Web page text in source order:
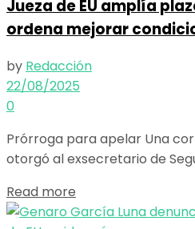
Jueza de EU amplía
ordena mejorar
by Redacción
22/08/2025
0
Prórroga para apelar Una
otorgó al exsecretario de
Read more